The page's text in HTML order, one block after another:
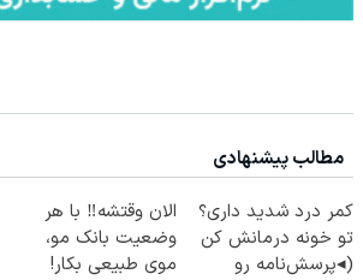
مطالب پیشنهادی
کمر درد شدید داری؟
تو خونه درمانش کن
(◂پرسش‌نامه رو
الان وقتشه‼️ با هر
وضعیت بانک مو،
موی طبیعی بکار!